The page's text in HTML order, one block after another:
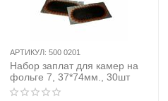
АРТИКУЛ: 500 0201
Набор заплат для камер на
фольге 7, 37*74мм., 30шт